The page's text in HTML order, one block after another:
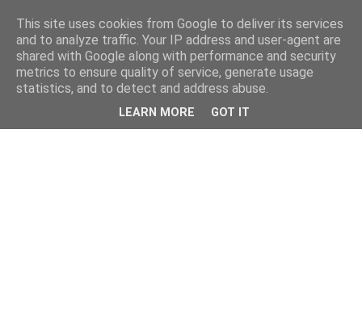
This site uses cookies from Google to deliver its services
and to analyze traffic. Your IP address and user-agent are
shared with Google along with performance and security
metrics to ensure quality of service, generate usage
statistics, and to detect and address abuse.
LEARN MORE GOT IT